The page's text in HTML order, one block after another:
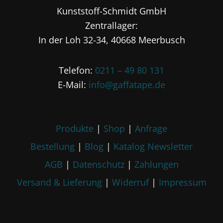
Optionen
können
auf
Produktseite
gewählt
werden
Kunststoff-Schmidt GmbH
Zentrallager:
In der Loh 32-34, 40668 Meerbusch
Telefon: 0211 – 49 80 131
E-Mail: info@gaffatape.de
Produkte | Shop | Anfrage
Bestellung | Blog | Katalog Newsletter
AGB | Datenschutz| Zahlungen
Versand & Lieferung| Widerruf| Impressum